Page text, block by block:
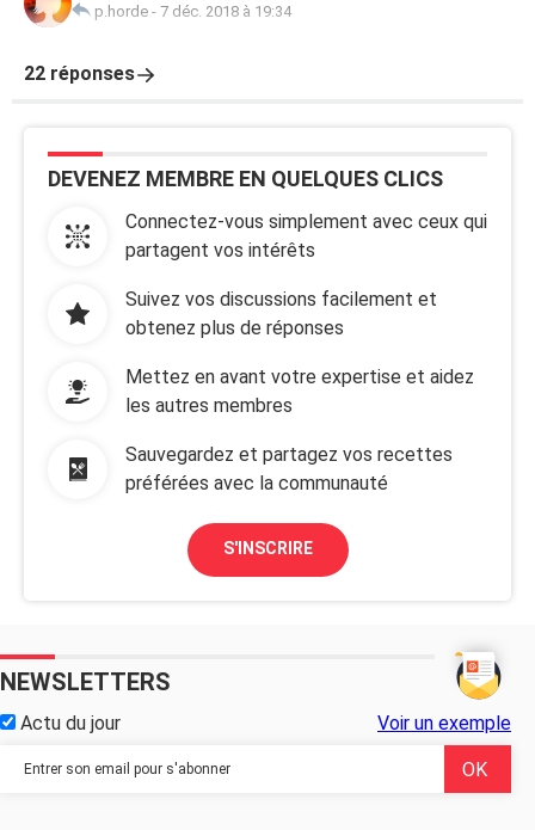
p.horde - 7 déc. 2018 à 19:34
22 réponses
DEVENEZ MEMBRE EN QUELQUES CLICS
Connectez-vous simplement avec ceux qui
partagent vos intérêts
Suivez vos discussions facilement et
obtenez plus de réponses
Mettez en avant votre expertise et aidez
les autres membres
Sauvegardez et partagez vos recettes
préférées avec la communauté
S'INSCRIRE
NEWSLETTERS
Actu du jour Voir un exemple